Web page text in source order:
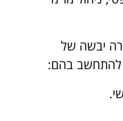
יבשה של
להתחשב בהם: